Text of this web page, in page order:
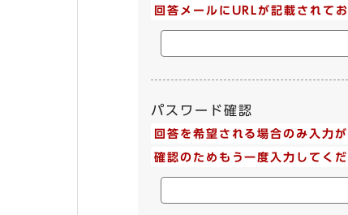
回答メールにURLが記載されて
パスワード確認
回答を希望される場合のみ入力
確認のためもう一度入力してくだ